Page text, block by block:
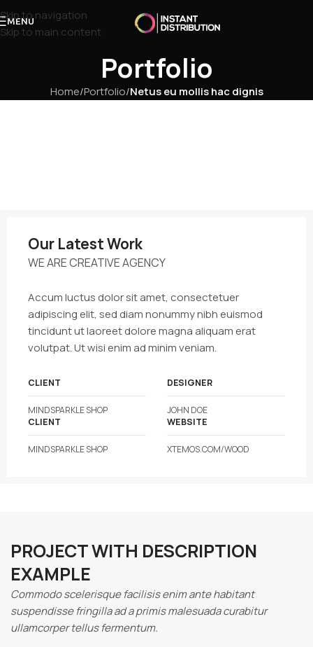
Skip to navigation
Skip to main content
MENU
Portfolio
Home/Portfolio/Netus eu mollis hac dignis
Our Latest Work
WE ARE CREATIVE AGENCY
Accum luctus dolor sit amet, consectetuer
adipiscing elit, sed diam nonummy nibh euismod
tincidunt ut laoreet dolore magna aliquam erat
volutpat. Ut wisi enim ad minim veniam.
CLIENT
MINDSPARKLE SHOP
DESIGNER
JOHN DOE
CLIENT
MINDSPARKLE SHOP
WEBSITE
XTEMOS.COM/WOOD
PROJECT WITH DESCRIPTION
EXAMPLE
Commodo scelerisque facilisis enim ante habitant
suspendisse fringilla ad a primis malesuada curabitur
ullamcorper tellus fermentum.